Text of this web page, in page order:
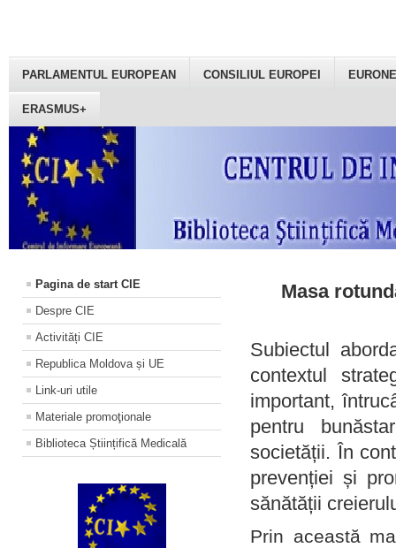
PARLAMENTUL EUROPEAN CONSILIUL EUROPEI
ERASMUS+
Pagina de start CIE
Despre CIE
Activități CIE
Republica Moldova și UE
Link-uri utile
Materiale promoţionale
Biblioteca Științifică Medicală
Masa
Subiectul
contextul
important,
pentru
societății. În
prevenției și
sănătății
Prin această